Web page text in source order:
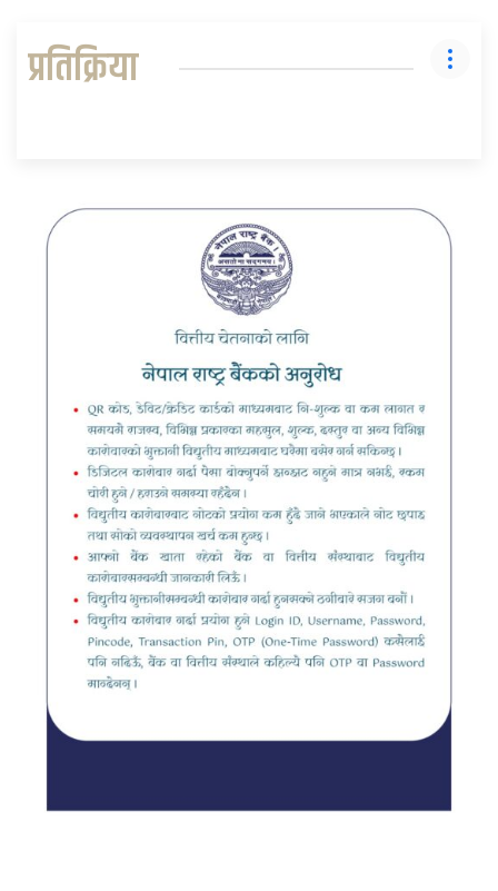
प्रतिक्रिया